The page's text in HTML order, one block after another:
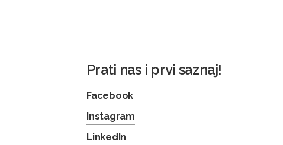
Prati nas i prvi saznaj!
Facebook
Instagram
LinkedIn